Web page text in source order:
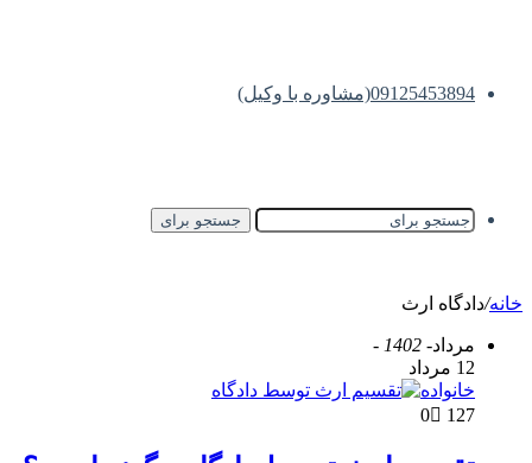
09125453894(مشاوره با وکیل)
جستجو برای
خانه/دادگاه ارث
مرداد- 1402 -
12 مرداد
خانواده
0
127